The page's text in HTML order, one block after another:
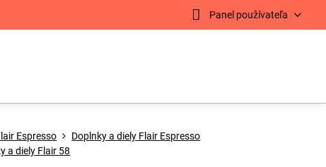
Panel používateľa
Espresso
Doplnky a diely Flair Espresso
a diely Flair 58